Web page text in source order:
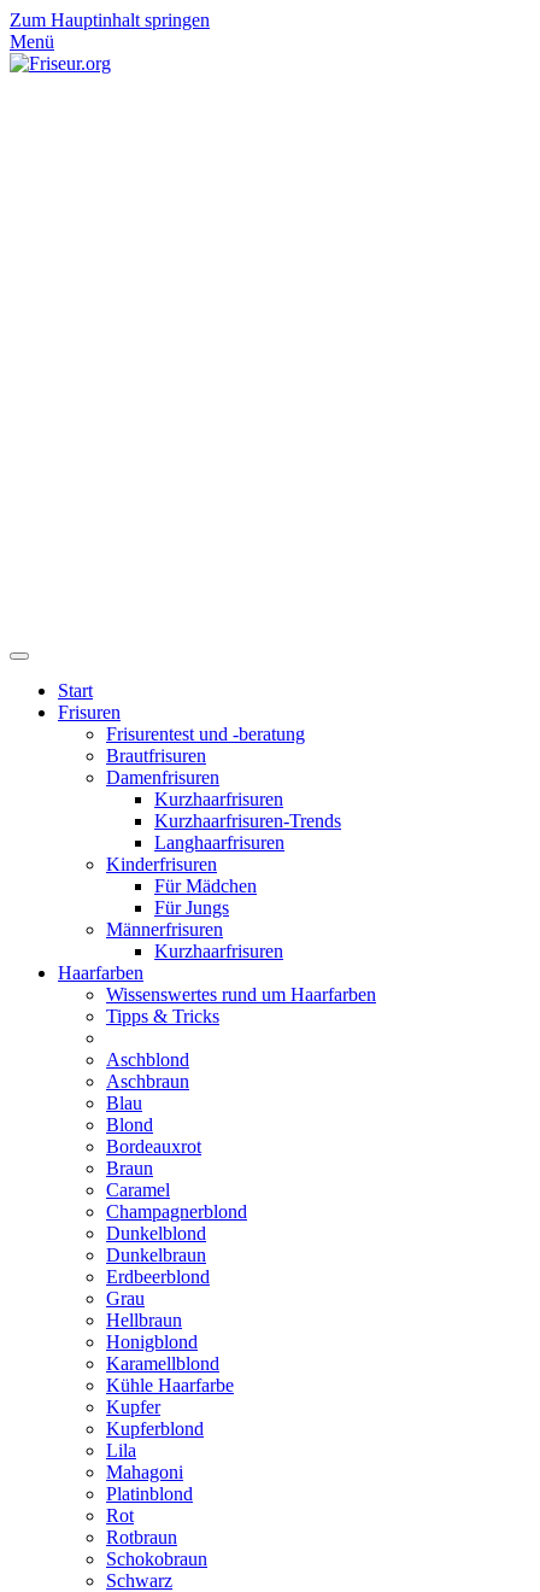
Zum Hauptinhalt springen
Menü
Start
Frisuren
Frisurentest und -beratung
Brautfrisuren
Damenfrisuren
Kurzhaarfrisuren
Kurzhaarfrisuren-Trends
Langhaarfrisuren
Kinderfrisuren
Für Mädchen
Für Jungs
Männerfrisuren
Kurzhaarfrisuren
Haarfarben
Wissenswertes rund um Haarfarben
Tipps & Tricks
Aschblond
Aschbraun
Blau
Blond
Bordeauxrot
Braun
Caramel
Champagnerblond
Dunkelblond
Dunkelbraun
Erdbeerblond
Grau
Hellbraun
Honigblond
Karamellblond
Kühle Haarfarbe
Kupfer
Kupferblond
Lila
Mahagoni
Platinblond
Rot
Rotbraun
Schokobraun
Schwarz